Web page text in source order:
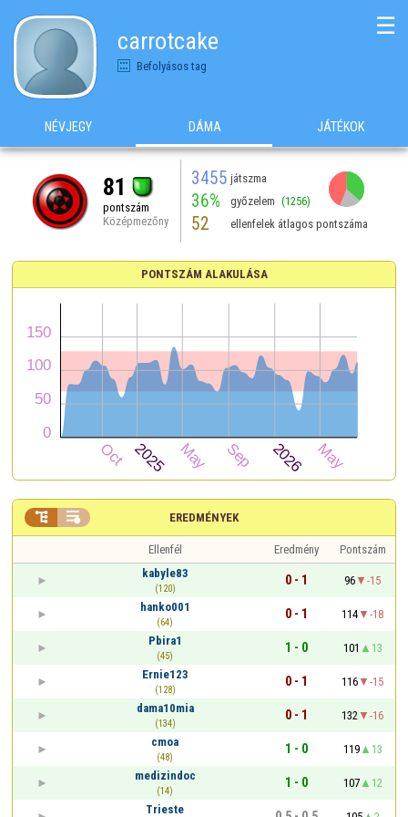
carrotcake
Befolyásos tag
☰
NÉVJEGY DÁMA JÁTÉKOK
81
pontszám
Középmezőny
3455 játszma
36% győzelem (1256)
52 ellenfelek átlagos pontszáma
PONTSZÁM ALAKULÁSA
EREDMÉNYEK
 
Ellenfél Eredmény
Pontszám
kabyle83
(120)
0 - 1 96
-15
hanko001
(64)
0 - 1 114
-18
Pbira1
(45)
1 - 0 101
13
Ernie123
(128)
0 - 1 116
-15
dama10mia
(134)
0 - 1 132
-16
cmoa
(48)
1 - 0 119
13
medizindoc
(14)
1 - 0 107
12
Trieste